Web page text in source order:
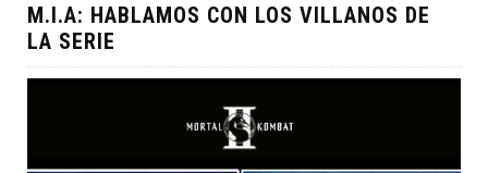
M.I.A: HABLAMOS CON LOS VILLANOS DE
LA SERIE